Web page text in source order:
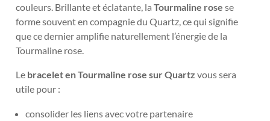
couleurs. Brillante et éclatante, laTourmaline rose se
forme souvent en compagnie du Quartz, ce qui signifie
que ce dernier amplifie naturellement l’énergie de la
Tourmaline rose.
Le bracelet en Tourmaline rose sur Quartz vous sera
utile pour :
consolider les liens avec votre partenaire